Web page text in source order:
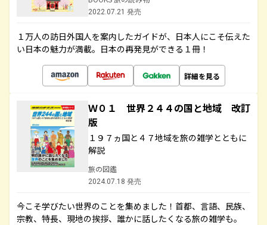
2022.07.21 発売
１万人の訪日外国人を案内したガイドが、日本人にこそ伝えた
い日本の魅力が満載。日本の再発見ができる１冊！
詳細を見る
Ｗ０１ 世界２４４の国と地域 改訂
版
１９７ヵ国と４７地域を旅の雑学とともに
解説
旅の図鑑
2024.07.18 発売
今こそ学びたい世界のことを集めました！首都、言語、民族、
宗教、特長、現地の挨拶、誰かに話したくなる旅の雑学も。